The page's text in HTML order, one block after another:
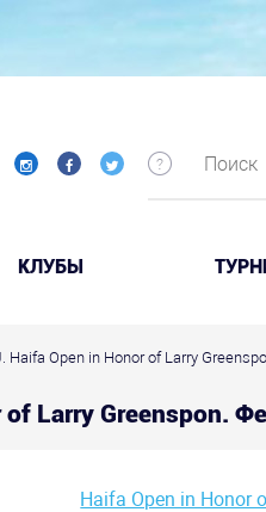
КЛУБЫ
Haifa Open in Honor of Larry
Larry Greenspon.
Haifa Open in Honor